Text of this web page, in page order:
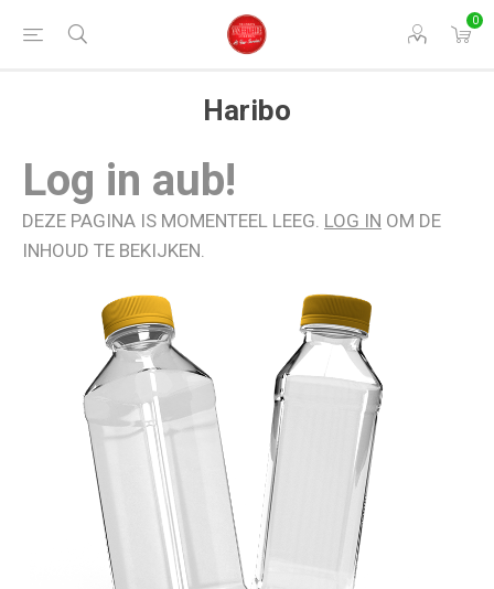
0
Haribo
Log in aub!
DEZE PAGINA IS MOMENTEEL LEEG. LOG IN OM DE
INHOUD TE BEKIJKEN.